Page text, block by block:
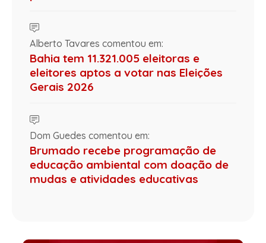
Alberto Tavares comentou em:
Bahia tem 11.321.005 eleitoras e
eleitores aptos a votar nas Eleições
Gerais 2026
Dom Guedes comentou em:
Brumado recebe programação de
educação ambiental com doação de
mudas e atividades educativas